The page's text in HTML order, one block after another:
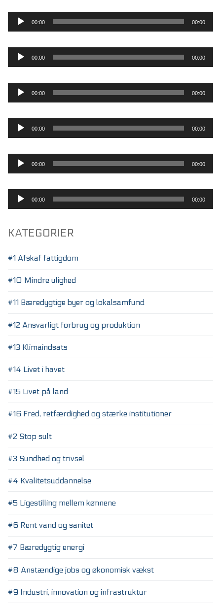
Lydafspiller
00:00 00:00
Lydafspiller
00:00 00:00
Lydafspiller
00:00 00:00
Lydafspiller
00:00 00:00
Lydafspiller
00:00 00:00
Lydafspiller
00:00 00:00
KATEGORIER
#1 Afskaf fattigdom
#10 Mindre ulighed
#11 Bæredygtige byer og lokalsamfund
#12 Ansvarligt forbrug og produktion
#13 Klimaindsats
#14 Livet i havet
#15 Livet på land
#16 Fred, retfærdighed og stærke institutioner
#2 Stop sult
#3 Sundhed og trivsel
#4 Kvalitetsuddannelse
#5 Ligestilling mellem kønnene
#6 Rent vand og sanitet
#7 Bæredygtig energi
#8 Anstændige jobs og økonomisk vækst
#9 Industri, innovation og infrastruktur